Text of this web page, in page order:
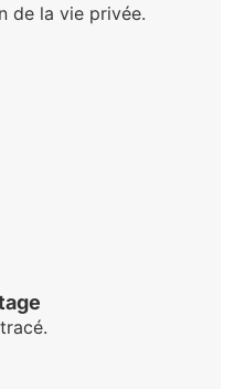
de la vie privée.